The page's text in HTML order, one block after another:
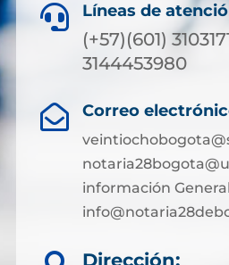
 Líneas de
(+57)(601)
3144453980
 Correo
información
Dirección: